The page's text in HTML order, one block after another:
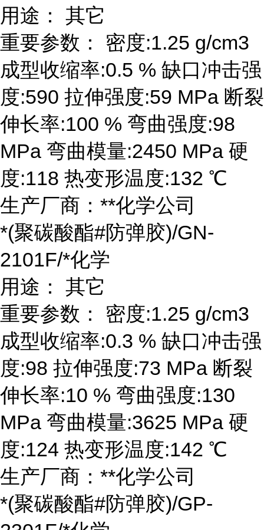
用途： 其它
重要参数： 密度:1.25 g/cm3
成型收缩率:0.5 % 缺口冲击强
度:590 拉伸强度:59 MPa 断裂
伸长率:100 % 弯曲强度:98
MPa 弯曲模量:2450 MPa 硬
度:118 热变形温度:132 ℃
生产厂商：**化学公司
*(聚碳酸酯#防弹胶)/GN-
2101F/*化学
用途： 其它
重要参数： 密度:1.25 g/cm3
成型收缩率:0.3 % 缺口冲击强
度:98 拉伸强度:73 MPa 断裂
伸长率:10 % 弯曲强度:130
MPa 弯曲模量:3625 MPa 硬
度:124 热变形温度:142 ℃
生产厂商：**化学公司
*(聚碳酸酯#防弹胶)/GP-